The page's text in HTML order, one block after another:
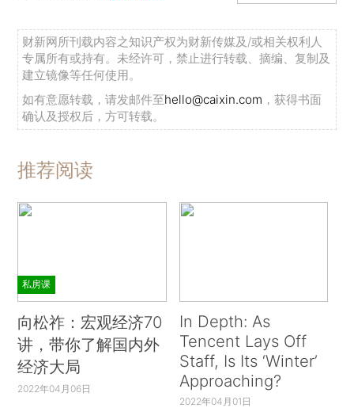
财新网所刊载内容之知识产权为财新传媒及/或相关权利人
专属所有或持有。未经许可，禁止进行转载、摘编、复制及
建立镜像等任何使用。
如有意愿转载，请发邮件至hello@caixin.com ，获得书面
确认及授权后，方可转载。
推荐阅读
私房课
向松祚：宏观经济70
讲，带你了解国内外
经济大局
2022年04月06日
In Depth: As
Tencent Lays Off
Staff, Is Its ‘Winter’
Approaching?
2022年04月01日